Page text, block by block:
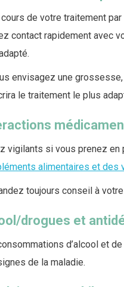
cours de votre traitement
contact rapidement avec
envisagez une
le traitement le plus
vigilants si vous prenez en
alimentaires et des
toujours conseil à
drogues et
d’alcool et
de la maladie.